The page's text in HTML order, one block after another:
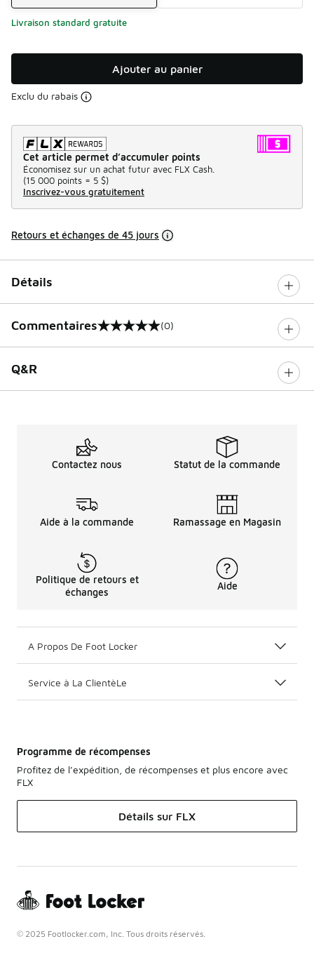
Livraison standard gratuite
Ajouter au panier
Exclu du rabais
Cet article permet d’accumuler points
Économisez sur un achat futur avec FLX Cash.
(15 000 points = 5 $)
Inscrivez-vous gratuitement
Retours et échanges de 45 jours
Détails
Commentaires
0 sur 5 notes (0)
Q&R
Contactez nous Statut de la commande
Aide à la commande Ramassage en Magasin
Politique de retours et
échanges
Aide
A Propos De Foot Locker
Service à La ClientèLe
Programme de récompenses
Profitez de l’expédition, de récompenses et plus encore avec
FLX
Détails sur FLX
© 2025 Footlocker.com, Inc. Tous droits réservés.